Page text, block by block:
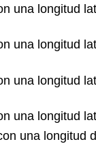
una longitud
una longitud
una longitud
una longitud
una longitud